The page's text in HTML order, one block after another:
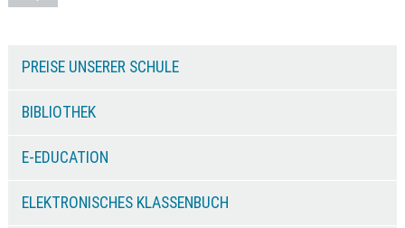
PREISE UNSERER SCHULE
BIBLIOTHEK
E-EDUCATION
ELEKTRONISCHES KLASSENBUCH